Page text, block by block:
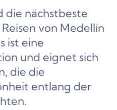
die nächstbeste
von Medellín
ist eine
und eignet sich
die die
entlang der